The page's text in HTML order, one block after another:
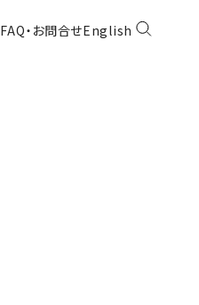
FAQ・お問合せEnglish